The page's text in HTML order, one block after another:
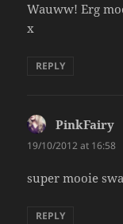
Wauww! Erg
x
REPLY
PinkFairy
19/10/2012 at 16:58
super mooie
REPLY